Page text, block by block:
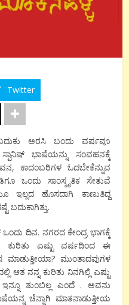
Twitter
ಅರಸಿ ಬಂದು ವರ್ಷವೂ
ಭಾಷೆಯನ್ನು ಸಂವಹನಕ್ಕೆ
ಕಾದಂಬರಿಗಳ ಓದಬೇಕೆನ್ನುವ
ಒಂದು ಸಾಂಸ್ಕೃತಿಕ ಸೇತುವೆ
ಹೊಸದಾಗಿ ಕಾಣುತಿದ್ದ
ಬದುಕಾಗಿತ್ತು.
ದಿನ. ನಗರದ ಕೇಂದ್ರ ಭಾಗಕ್ಕೆ
ಕುರಿತು ಎಷ್ಟು ವರ್ಷದಿಂದ ಈ
ಮಾಡುತ್ತೀಯಾ? ಮುಂತಾದವುಗಳ
ಆತ ನನ್ನ ಕುರಿತು ನಿನಗಿಲ್ಲಿ ಎಷ್ಟು
ತುಂಬಿಲ್ಲ ಎಂದೆ . ಅವನು
ಚೆನ್ನಾಗಿ ಮಾತನಾಡುತ್ತೀಯ